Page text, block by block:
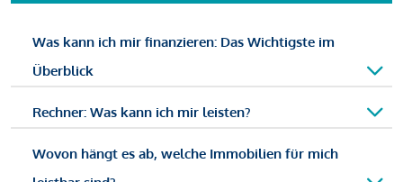
Was kann ich mir finanzieren: Das Wichtigste im
Überblick
Rechner: Was kann ich mir leisten?
Wovon hängt es ab, welche Immobilien für mich